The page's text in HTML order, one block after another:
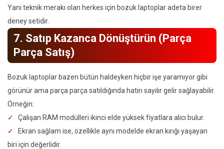
Yani teknik merakı olan herkes için bozuk laptoplar adeta birer
deney setidir.
7. Satıp Kazanca Dönüştürün (Parça
Parça Satış)
Bozuk laptoplar bazen bütün haldeyken hiçbir işe yaramıyor gibi
görünür ama parça parça satıldığında hatırı sayılır gelir sağlayabilir.
Örneğin:
Çalışan RAM modülleri ikinci elde yüksek fiyatlara alıcı bulur.
Ekran sağlam ise, özellikle aynı modelde ekran kırığı yaşayan
biri için değerlidir.